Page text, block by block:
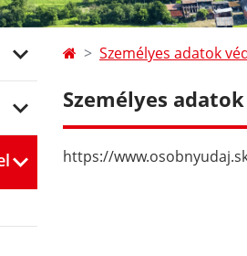
Személyes adatok
Személyes
https://